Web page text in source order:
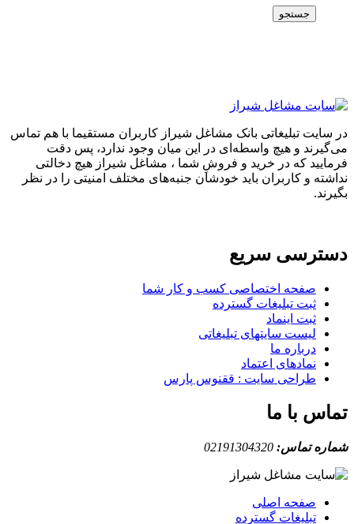
جستجو
در سایت تبلیغاتی بانک مشاغل شیراز کاربران مستقیما با هم تماس
می‌گیرند و هیچ واسطه‌ای در این میان وجود ندارد، پس دقت
فرمایید که در خرید و فروشِ شما ، مشاغل شیراز هیچ دخالتی
نداشته و کاربران باید خودشان جنبه‌های مختلف امنیتی را در نظر
بگیرند.
دسترسی سریع
صفحه اختصاصی کسب و کار شما
ثبت تبلیغات گسترده
ثبت اینماد
لیست سایتهای تبلیغاتی
درباره ما
نمادهای اعتماد
طراحی سایت : ققنوس پارس
تماس با ما
شماره تماس: 02191304320
صفحه اصلی
تبلیغات گسترده